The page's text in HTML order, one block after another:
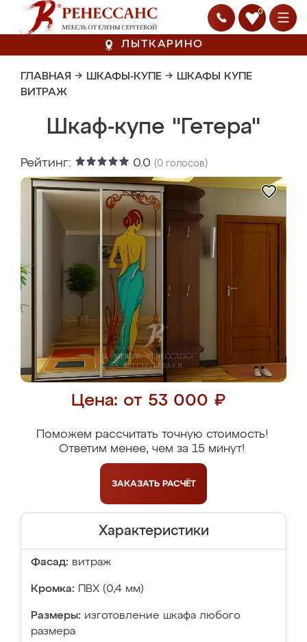
0
ЛЫТКАРИНО
ГЛАВНАЯ → ШКАФЫ-КУПЕ → ШКАФЫ КУПЕ
ВИТРАЖ
Шкаф-купе "Гетера"
Рейтинг: 0.0 (0 голосов)
Цена: от 53 000 ₽
Поможем рассчитать точную стоимость!
Ответим менее, чем за 15 минут!
ЗАКАЗАТЬ РАСЧЁТ
Характеристики
Фасад: витраж
Кромка: ПВХ (0,4 мм)
Размеры: изготовление шкафа любого
размера